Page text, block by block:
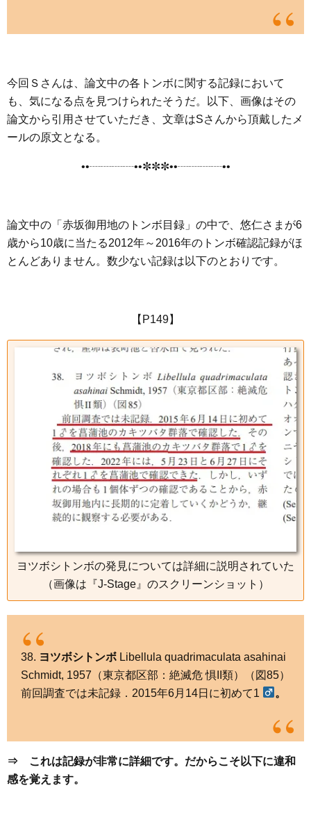
今回Ｓさんは、論文中の各トンボに関する記録において
も、気になる点を見つけられたそうだ。以下、画像はその
論文から引用させていただき、文章はSさんから頂戴したメ
ールの原文となる。
••┈┈┈┈••✼✼✼••┈┈┈┈••
論文中の「赤坂御用地のトンボ目録」の中で、悠仁さまが6
歳から10歳に当たる2012年～2016年のトンボ確認記録がほ
とんどありません。数少ない記録は以下のとおりです。
【P149】
ヨツボシトンボの発見については詳細に説明されていた
（画像は『J-Stage』のスクリーンショット）
38. ヨツボシトンボ Libellula quadrimaculata asahinai
Schmidt, 1957（東京都区部：絶滅危 惧II類）（図85）
前回調査では未記録．2015年6月14日に初めて1
。
⇒ これは記録が非常に詳細です。だからこそ以下に違和
感を覚えます。